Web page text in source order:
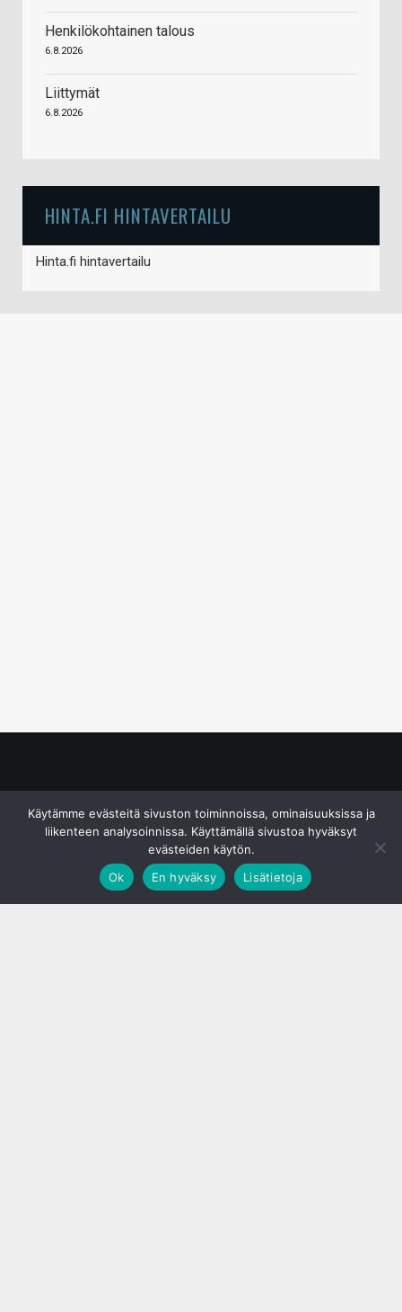
Henkilökohtainen talous
6.8.2026
Liittymät
6.8.2026
HINTA.FI HINTAVERTAILU
Hinta.fi hintavertailu
Käytämme evästeitä sivuston toiminnoissa, ominaisuuksissa ja
liikenteen analysoinnissa. Käyttämällä sivustoa hyväksyt
evästeiden käytön.
Ok
En hyväksy Lisätietoja